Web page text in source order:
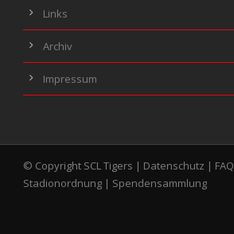
Reservation
Links
Archiv
© Copyright SCL Tigers | Datenschutz|